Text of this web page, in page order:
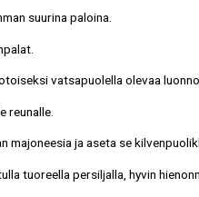
suurina paloina.
vatsapuolella olevaa
reunalle.
majoneesia ja aseta se
tuoreella persiljalla, hyvin